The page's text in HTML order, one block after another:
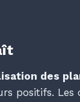
des
positifs. Les